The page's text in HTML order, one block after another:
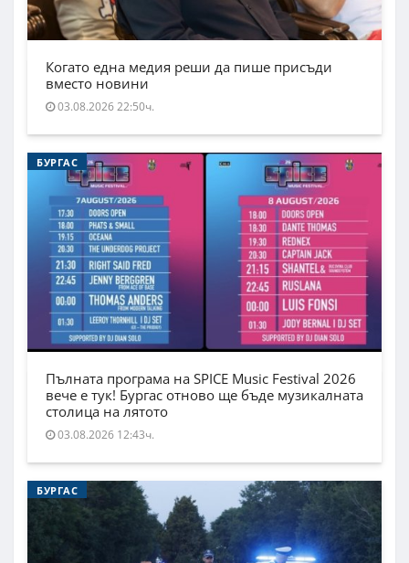
Когато една медия реши да пише присъди
вместо новини
03.08.2026 22:50ч.
БУРГАС
Пълната програма на SPICE Music Festival 2026
вече е тук! Бургас отново ще бъде музикалната
столица на лятото
03.08.2026 12:43ч.
БУРГАС